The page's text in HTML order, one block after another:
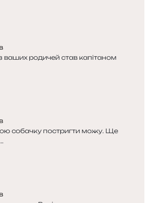
ваших родичей став капітаном
собачку постригти можу. Ще